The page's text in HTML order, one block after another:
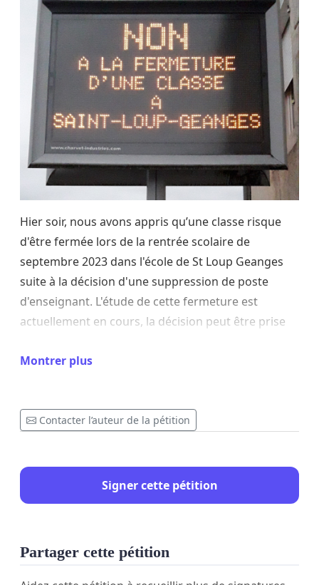
Hier soir, nous avons appris qu’une classe risque
d'être fermée lors de la rentrée scolaire de
septembre 2023 dans l'école de St Loup Geanges
suite à la décision d'une suppression de poste
d'enseignant. L'étude de cette fermeture est
actuellement en cours, la décision peut être prise
Nous, parents d’élèves, nous nous opposons à
Nous devons tous nous mobiliser pour contester la
regroupement scolaire intact.
La fermeture d'une classe aurait pour
- Passage de 1 à 2 niveaux pour plusieurs classes
Montrer plus
Contacter l’auteur de la pétition
Signer cette pétition
Partager cette pétition